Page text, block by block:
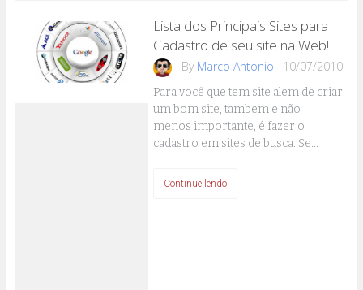
Lista dos Principais Sites para
Cadastro de seu site na Web!
By Marco Antonio 10/07/2010
Para você que tem site alem de criar
um bom site, tambem e não
menos importante, é fazer o
cadastro em sites de busca. Se…
Continue lendo